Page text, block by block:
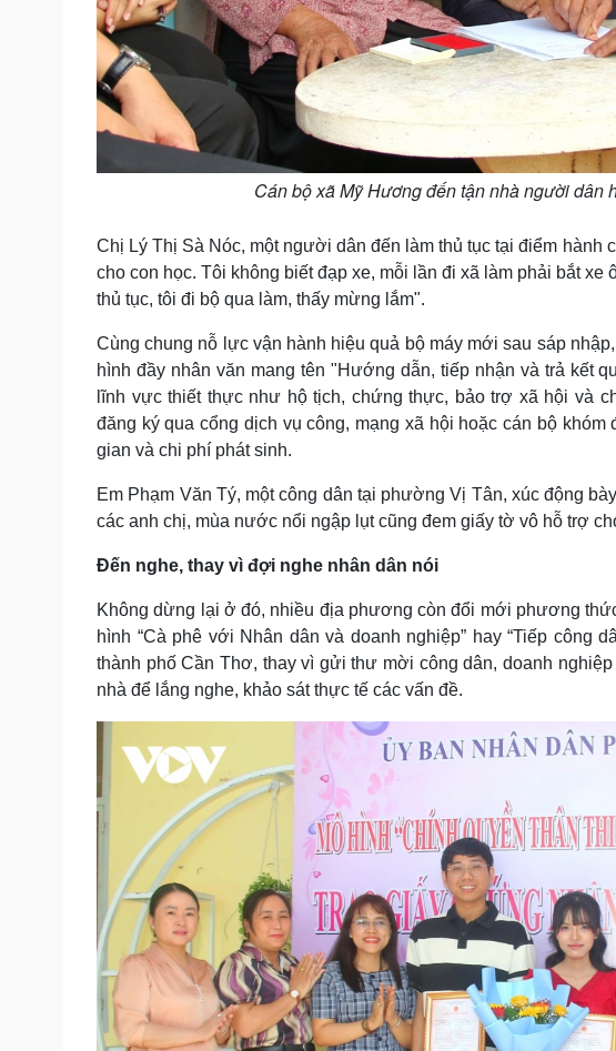
Cán bộ xã Mỹ Hương đến tận nhà người dân
Chị Lý Thị Sà Nóc, một người dân đến làm thủ tục tại điểm hành
cho con học. Tôi không biết đạp xe, mỗi lần đi xã làm phải bắt
thủ tục, tôi đi bộ qua làm, thấy mừng lắm".
Cùng chung nỗ lực vận hành hiệu quả bộ máy mới sau sáp
hình đầy nhân văn mang tên "Hướng dẫn, tiếp nhận và trả kết
lĩnh vực thiết thực như hộ tịch, chứng thực, bảo trợ xã hội và
đăng ký qua cổng dịch vụ công, mạng xã hội hoặc cán bộ
gian và chi phí phát sinh.
Em Phạm Văn Tý, một công dân tại phường Vị Tân, xúc động
các anh chị, mùa nước nổi ngập lụt cũng đem giấy tờ vô hỗ trợ
Đến nghe, thay vì đợi nghe nhân dân nói
Không dừng lại ở đó, nhiều địa phương còn đổi mới phương
hình “Cà phê với Nhân dân và doanh nghiệp” hay “Tiếp công
thành phố Cần Thơ, thay vì gửi thư mời công dân, doanh
nhà để lắng nghe, khảo sát thực tế các vấn đề.